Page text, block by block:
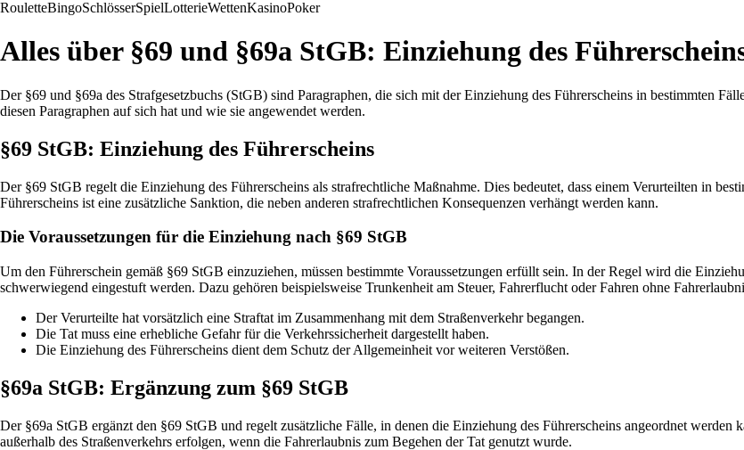
RouletteBingoSchlösserSpielLotterieWettenKasinoPoker
Alles über §69 und §69a StGB: Einziehung des
Der §69 und §69a des Strafgesetzbuchs (StGB) sind Paragraphen, die sich mit der Einziehung des Führerscheins in bestimmten
diesen Paragraphen auf sich hat und wie sie angewendet werden.
§69 StGB: Einziehung des Führerscheins
Der §69 StGB regelt die Einziehung des Führerscheins als strafrechtliche Maßnahme. Dies bedeutet, dass einem Verurteilten in
Führerscheins ist eine zusätzliche Sanktion, die neben anderen strafrechtlichen Konsequenzen verhängt werden kann.
Die Voraussetzungen für die Einziehung nach §69 StGB
Um den Führerschein gemäß §69 StGB einzuziehen, müssen bestimmte Voraussetzungen erfüllt sein. In der Regel wird die
schwerwiegend eingestuft werden. Dazu gehören beispielsweise Trunkenheit am Steuer, Fahrerflucht oder Fahren ohne
Der Verurteilte hat vorsätzlich eine Straftat im Zusammenhang mit dem Straßenverkehr begangen.
Die Tat muss eine erhebliche Gefahr für die Verkehrssicherheit dargestellt haben.
Die Einziehung des Führerscheins dient dem Schutz der Allgemeinheit vor weiteren Verstößen.
§69a StGB: Ergänzung zum §69 StGB
Der §69a StGB ergänzt den §69 StGB und regelt zusätzliche Fälle, in denen die Einziehung des Führerscheins angeordnet
außerhalb des Straßenverkehrs erfolgen, wenn die Fahrerlaubnis zum Begehen der Tat genutzt wurde.